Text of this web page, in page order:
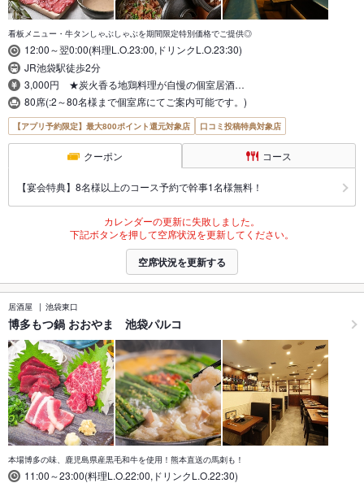
看板メニュー・牛タンしゃぶしゃぶを期間限定特別価格でご提供◎
12:00～翌0:00(料理L.O.23:00,ドリンクL.O.23:30)
JR池袋駅徒歩2分
3,000円 ★炭火香る地鶏料理が自慢の個室居酒…
80席(:2～80名様まで個室席にてご案内可能です。)
【アプリ予約限定】最大800ポイント還元対象店 口コミ投稿特典対象店
クーポン コース
【宴会特典】8名様以上のコース予約で幹事1名様無料！
カレンダーの更新に失敗しました。
下記ボタンを押して空席状況を更新してください。
空席状況を更新する
居酒屋 池袋東口
博多もつ鍋 おおやま 池袋パルコ
本場博多の味、鹿児島県産黒毛和牛を使用！熊本直送の馬刺も！
11:00～23:00(料理L.O.22:00,ドリンクL.O.22:30)